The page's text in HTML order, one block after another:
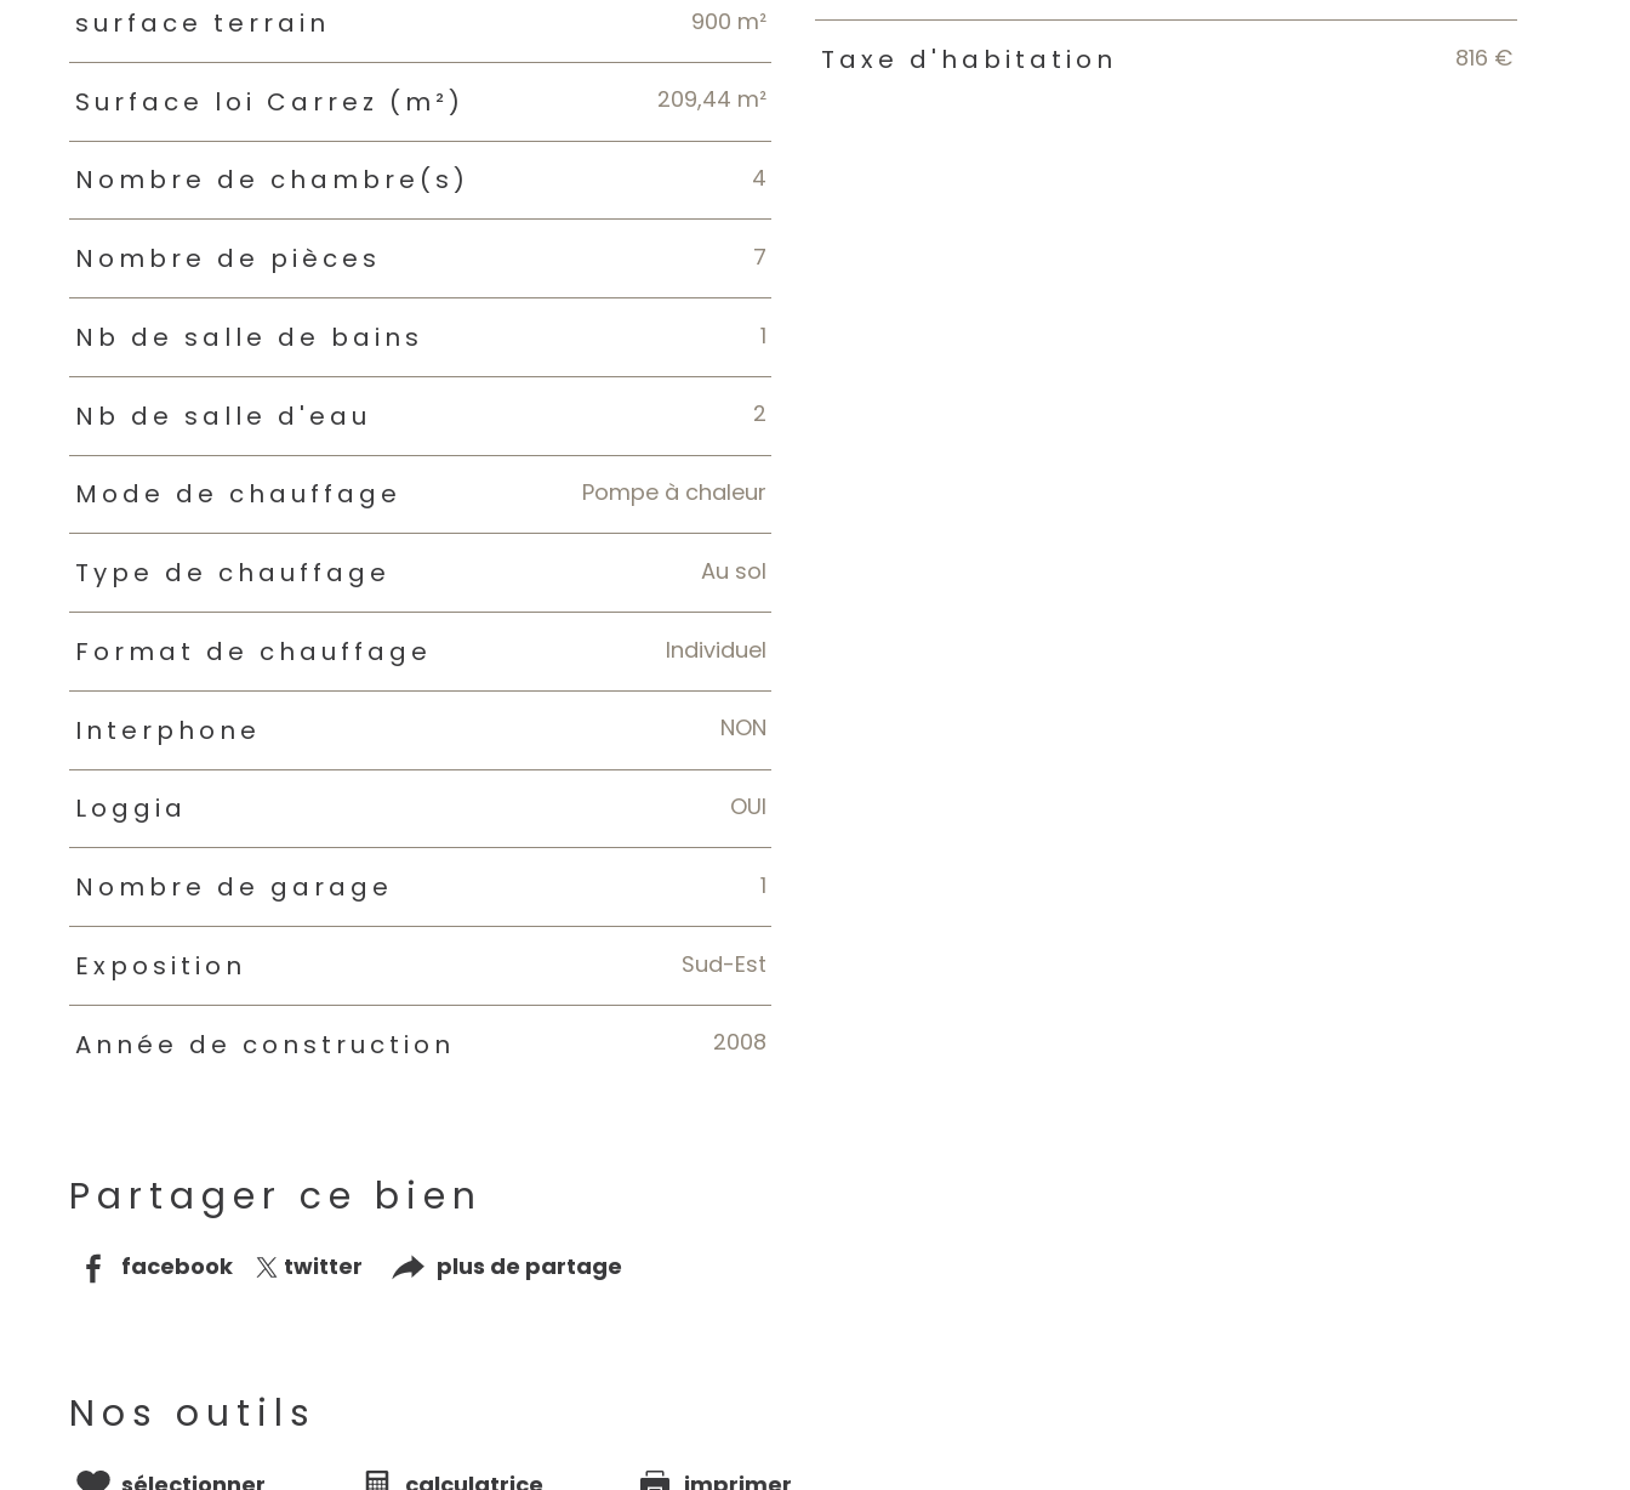
surface terrain 900 m²
Surface loi Carrez (m²) 209,44 m²
Nombre de chambre(s) 4
Nombre de pièces 7
Nb de salle de bains 1
Nb de salle d'eau 2
Mode de chauffage Pompe à chaleur
Type de chauffage Au sol
Format de chauffage Individuel
Interphone NON
Loggia OUI
Nombre de garage 1
Exposition Sud-Est
Année de construction 2008
Taxe d'habitation 816 €
Partager ce bien
facebook twitter plus de partage
Nos outils